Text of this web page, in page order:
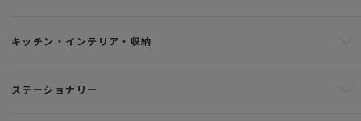
キッチン・インテリア・収納
ステーショナリー